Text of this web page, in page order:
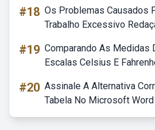
#18 Os Problemas Causados
Trabalho Excessivo
#19 Comparando As Medidas
Escalas Celsius E
#20 Assinale A Alternativa
Tabela No Microsoft Word